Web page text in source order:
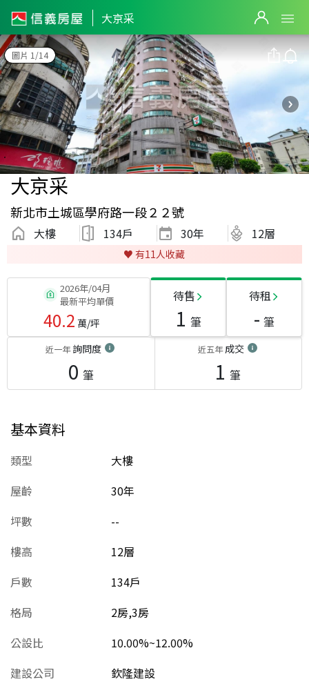
大京采
圖片 1/14
大京采
新北市土城區學府路一段２２號
大樓 134戶 30年 12層
♥️ 有11 人收藏
2026年/04月
最新平均單價
40.2 萬/坪
待售
1 筆
待租
- 筆
近一年詢問度
0 筆
近五年成交
1 筆
基本資料
類型
大樓
屋齡
30年
坪數
--
樓高
12層
戶數
134戶
格局
2房,3房
公設比
10.00%~12.00%
建設公司
欽隆建設